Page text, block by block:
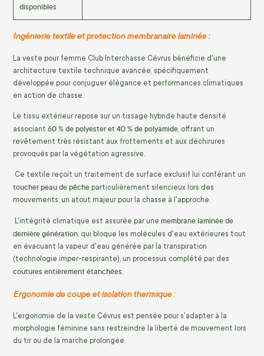
disponibles
Ingénierie textile et protection membranaire laminée :
La veste pour femme Club Interchasse Cévrus bénéficie d'une
architecture textile technique avancée, spécifiquement
développée pour conjuguer élégance et performances climatiques
en action de chasse.
Le tissu extérieur repose sur un tissage hybride haute densité
associant 60 % de polyester et 40 % de polyamide , offrant un
revêtement très résistant aux frottements et aux déchirures
provoqués par la végétation agressive.
Ce textile reçoit un traitement de surface exclusif lui conférant un
toucher peau de pêche particulièrement silencieux lors des
mouvements, un atout majeur pour la chasse à l'approche.
L'intégrité climatique est assurée par une membrane laminée de
dernière génération , qui bloque les molécules d'eau extérieures tout
en évacuant la vapeur d'eau générée par la transpiration
(technologie imper-respirante), un processus complété par des
coutures entièrement étanchées
Ergonomie de coupe et isolation thermique :
L'ergonomie de la veste Cévrus est pensée pour s'adapter à la
morphologie féminine sans restreindre la liberté de mouvement lors
du tir ou de la marche prolongée.